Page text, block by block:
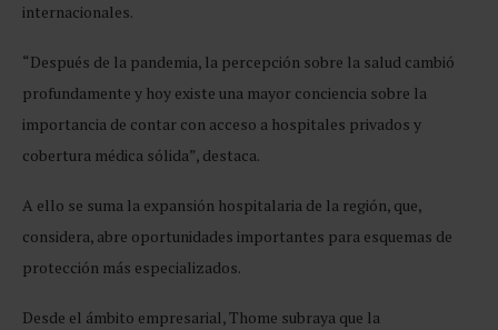
internacionales.
“Después de la pandemia, la percepción sobre la salud cambió
profundamente y hoy existe una mayor conciencia sobre la
importancia de contar con acceso a hospitales privados y
cobertura médica sólida”, destaca.
A ello se suma la expansión hospitalaria de la región, que,
considera, abre oportunidades importantes para esquemas de
protección más especializados.
Desde el ámbito empresarial, Thome subraya que la